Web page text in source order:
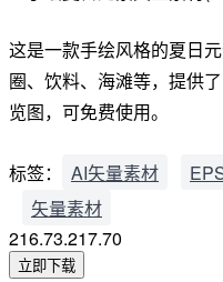
这是一款手绘风格的夏日
圈、饮料、海滩等，提供
览图，可免费使用。
标签： AI矢量素材
矢量素材
216.73.217.70
立即下载